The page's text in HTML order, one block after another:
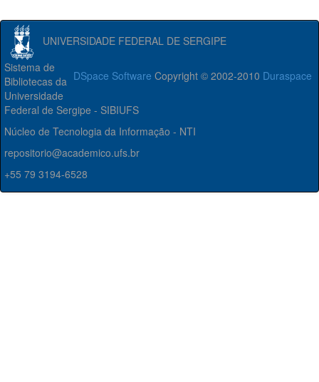
UNIVERSIDADE FEDERAL DE SERGIPE
DSpace Software Copyright © 2002-2010 Duraspace
Sistema de
Bibliotecas da
Universidade
Federal de Sergipe - SIBIUFS
Núcleo de Tecnologia da Informação - NTI
repositorio@academico.ufs.br
+55 79 3194-6528